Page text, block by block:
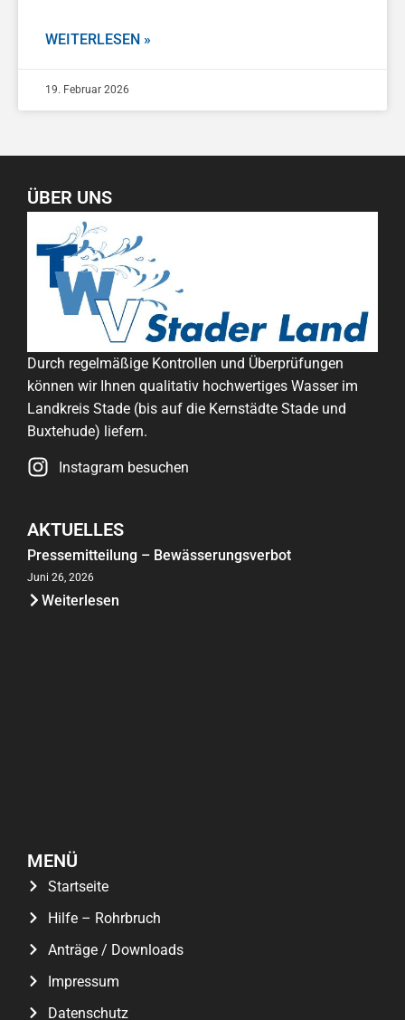
WEITERLESEN »
19. Februar 2026
ÜBER UNS
Durch regelmäßige Kontrollen und Überprüfungen
können wir Ihnen qualitativ hochwertiges Wasser im
Landkreis Stade (bis auf die Kernstädte Stade und
Buxtehude) liefern.
Instagram besuchen
AKTUELLES
Pressemitteilung – Bewässerungsverbot
Juni 26, 2026
Weiterlesen
MENÜ
Startseite
Hilfe – Rohrbruch
Anträge / Downloads
Impressum
Datenschutz